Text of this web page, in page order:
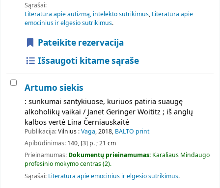
Sąrašai:
Literatūra apie autizmą, intelekto sutrikimus, Literatūra apie
emocinius ir elgesio sutrikimus.
Pateikite rezervacija
Išsaugoti kitame sąraše
Artumo siekis
: sunkumai santykiuose, kuriuos patiria suaugę
alkoholikų vaikai / Janet Geringer Woititz ; iš anglų
kalbos vertė Lina Černiauskaitė
Publikacija:Vilnius :Vaga, 2018, BALTO print
Apibūdinimas: 140, [3] p. ; 21 cm
Prieinamumas: Dokumentų prieinamumas: Karaliaus Mindaugo
profesinio mokymo centras(2).
Sąrašai: Literatūra apie emocinius ir elgesio sutrikimus.